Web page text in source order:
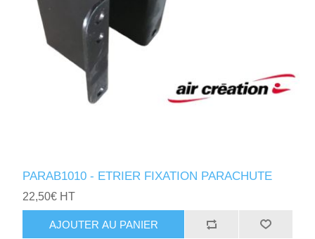
PARAB1010 - ETRIER FIXATION PARACHUTE
22,50€ HT
AJOUTER AU PANIER